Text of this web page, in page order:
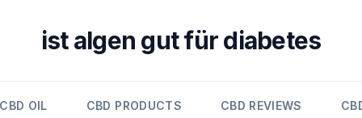
ist algen gut für diabetes
CBD OIL CBD PRODUCTS CBD REVIEWS